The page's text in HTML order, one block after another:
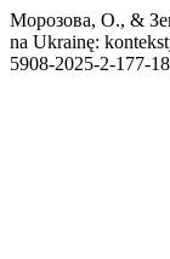
Морозова, О., &
na Ukrainę:
5908-2025-2-177-